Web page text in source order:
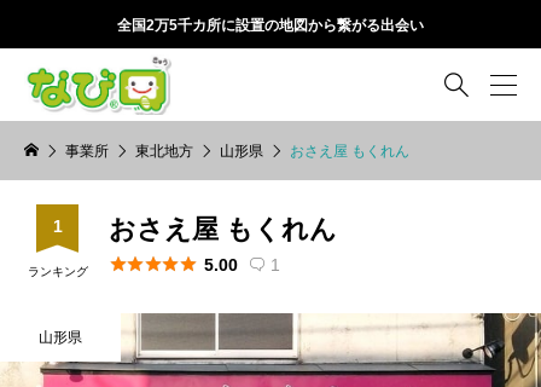
全国2万5千カ所に設置の地図から繋がる出会い

事業所 東北地方 山形県 おさえ屋 もくれん
1
ランキング
おさえ屋 もくれん
 5.00  1
山形県